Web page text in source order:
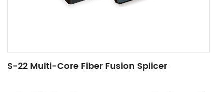
S-22 Multi-Core Fiber Fusion Splicer